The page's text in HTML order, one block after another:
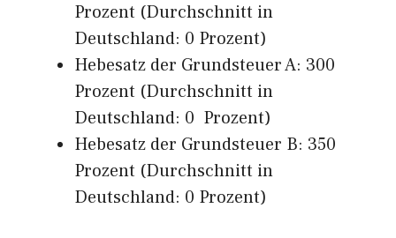
Prozent (Durchschnitt in
Deutschland: 0 Prozent)
Hebesatz der Grundsteuer A: 300
Prozent (Durchschnitt in
Deutschland: 0 Prozent)
Hebesatz der Grundsteuer B: 350
Prozent (Durchschnitt in
Deutschland: 0 Prozent)